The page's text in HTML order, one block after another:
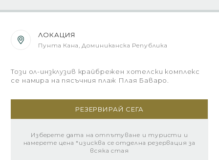
ЛОКАЦИЯ
Пунта Кана, Доминиканска Република
Този ол-инзклузив крайбрежен хотелски комплекс
се намира на пясъчния плаж Плая Баваро.
РЕЗЕРВИРАЙ СЕГА
Изберете дата на отпътуване и туристи и
намерете цена *изисква се отделна резервация за
всяка стая